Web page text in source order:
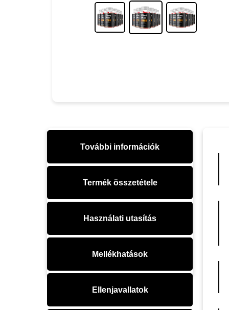
További információk
Termék összetétele
Használati utasítás
Mellékhatások
Ellenjavallatok